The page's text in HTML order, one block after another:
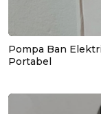
Pompa Ban
Portabel